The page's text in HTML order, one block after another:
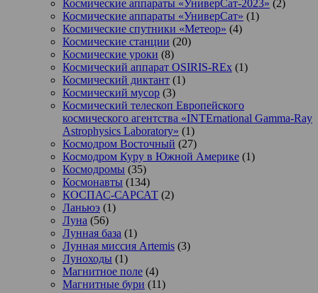
Космические аппараты «УниверСат-2023» (2)
Космические аппараты «УниверСат» (1)
Космические спутники «Метеор» (4)
Космические станции (20)
Космические уроки (8)
Космический аппарат OSIRIS-REx (1)
Космический диктант (1)
Космический мусор (3)
Космический телескоп Европейского
космического агентства «INTErnational Gamma-Ray
Astrophysics Laboratory» (1)
Космодром Восточный (27)
Космодром Куру в Южной Америке (1)
Космодромы (35)
Космонавты (134)
КОСПАС-САРСАТ (2)
Ланьюэ (1)
Луна (56)
Лунная база (1)
Лунная миссия Artemis (3)
Луноходы (1)
Магнитное поле (4)
Магнитные бури (11)